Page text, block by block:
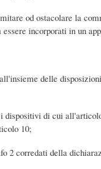
od ostacolare la
incorporati in un
delle
dispositivi di cui
10;
2 corredati della